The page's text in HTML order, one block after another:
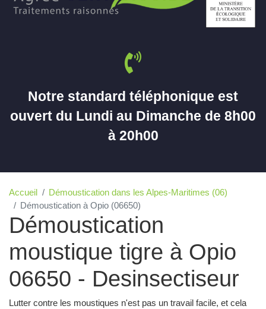
Notre standard téléphonique est
ouvert du Lundi au Dimanche de 8h00
à 20h00
Accueil
Démoustication dans les Alpes-Maritimes (06)
Démoustication à Opio (06650)
Démoustication
moustique tigre à Opio
06650 - Desinsectiseur
Lutter contre les moustiques n'est pas un travail facile, et cela